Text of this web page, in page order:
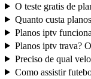
O teste gratis de
Quanto custa
Planos iptv
Planos iptv trava?
Preciso de qual
Como assistir